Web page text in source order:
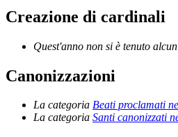
Creazione di cardinali
Quest'anno non si è tenuto
Canonizzazioni
La categoria Beati proclamati
La categoria Santi canonizzati